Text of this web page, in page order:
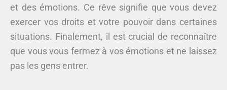
et des émotions. Ce rêve signifie que vous devez
exercer vos droits et votre pouvoir dans certaines
situations. Finalement, il est crucial de reconnaître
que vous vous fermez à vos émotions et ne laissez
pas les gens entrer.